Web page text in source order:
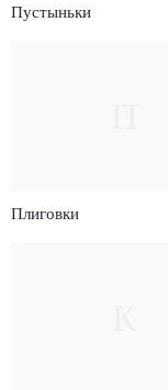
Пустыньки
Плиговки